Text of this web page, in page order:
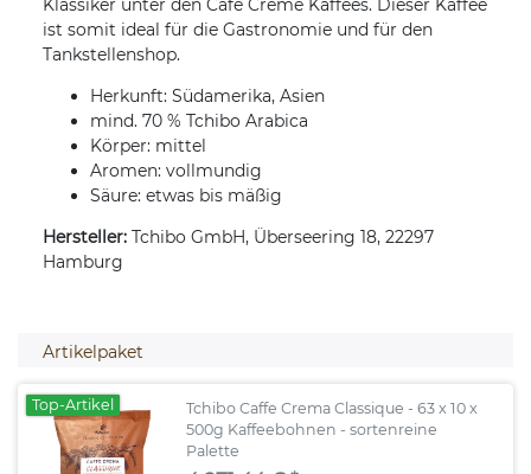
Klassiker unter den Cafè Creme Kaffees. Dieser Kaffee
ist somit ideal für die Gastronomie und für den
Tankstellenshop.
Herkunft: Südamerika, Asien
mind. 70 % Tchibo Arabica
Körper: mittel
Aromen: vollmundig
Säure: etwas bis mäßig
Hersteller: Tchibo GmbH, Überseering 18, 22297
Hamburg
Artikelpaket
Top-Artikel
Tchibo Caffe Crema Classique - 63 x 10 x
500g Kaffeebohnen - sortenreine
Palette